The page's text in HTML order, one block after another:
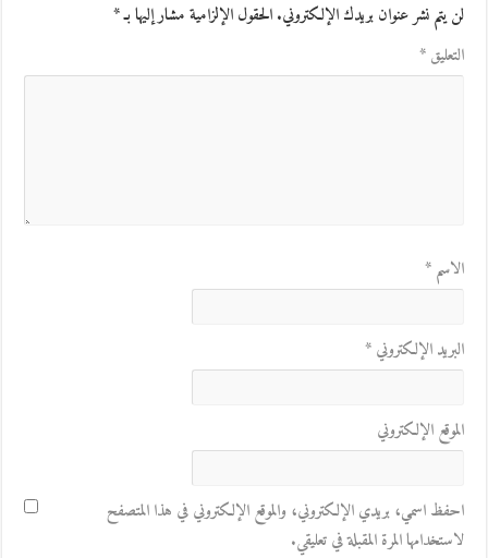
لن يتم نشر عنوان بريدك الإلكتروني.الحقول الإلزامية مشار إليها بـ*
التعليق*
الاسم*
البريد الإلكتروني*
الموقع الإلكتروني
احفظ اسمي، بريدي الإلكتروني، والموقع الإلكتروني في هذا المتصفح
لاستخدامها المرة المقبلة في تعليقي.